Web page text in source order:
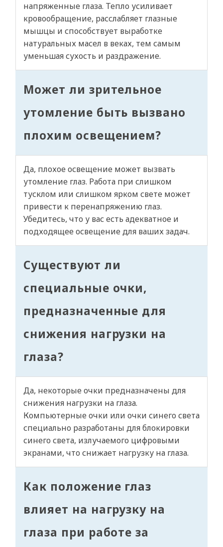
напряженные глаза. Тепло усиливает
кровообращение, расслабляет глазные
мышцы и способствует выработке
натуральных масел в веках, тем самым
уменьшая сухость и раздражение.
Может ли зрительное
утомление быть вызвано
плохим освещением?
Да, плохое освещение может вызвать
утомление глаз. Работа при слишком
тусклом или слишком ярком свете может
привести к перенапряжению глаз.
Убедитесь, что у вас есть адекватное и
подходящее освещение для ваших задач.
Существуют ли
специальные очки,
предназначенные для
снижения нагрузки на
глаза?
Да, некоторые очки предназначены для
снижения нагрузки на глаза.
Компьютерные очки или очки синего света
специально разработаны для блокировки
синего света, излучаемого цифровыми
экранами, что снижает нагрузку на глаза.
Как положение глаз
влияет на нагрузку на
глаза при работе за